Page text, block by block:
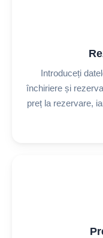
Introduceți
închiriere și
preț la rezervare,